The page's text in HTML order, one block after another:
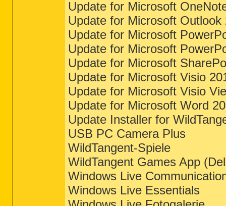
Update for Microsoft
Update for Microsoft
Update for Microsoft
Update for Microsoft
Update for Microsoft
Update for Microsoft Visio
Update for Microsoft Visio
Update for Microsoft Word
Update Installer for
USB PC Camera Plus
WildTangent-Spiele
WildTangent Games App
Windows Live
Windows Live Essentials